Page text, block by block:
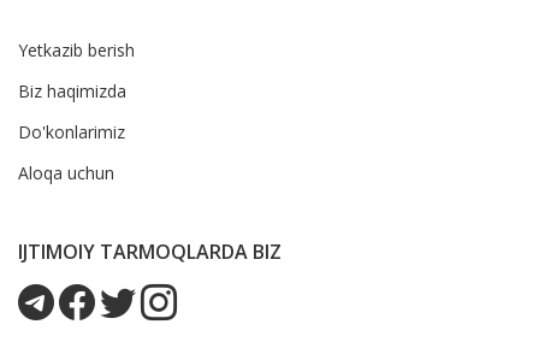
Yetkazib berish
Biz haqimizda
Do'konlarimiz
Aloqa uchun
IJTIMOIY TARMOQLARDA BIZ